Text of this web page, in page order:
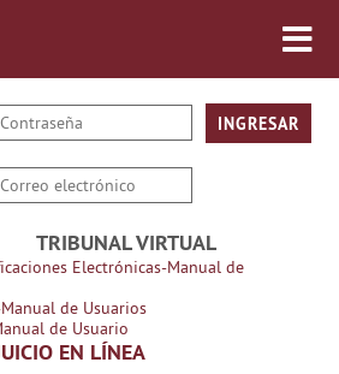
TRIBUNAL VIRTUAL
Electrónicas-Manual de
de Usuarios
de Usuario
EN LÍNEA